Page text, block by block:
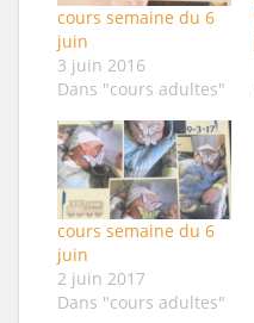
cours semaine du 6
juin
3 juin 2016
Dans "cours adultes"
cours semaine du 6
juin
2 juin 2017
Dans "cours adultes"